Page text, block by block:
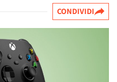
CONDIVIDI